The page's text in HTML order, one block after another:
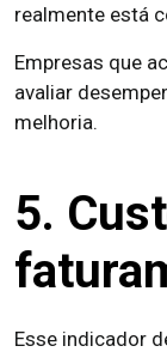
realmente está
Empresas que
avaliar
melhoria.
5.
Esse indicador